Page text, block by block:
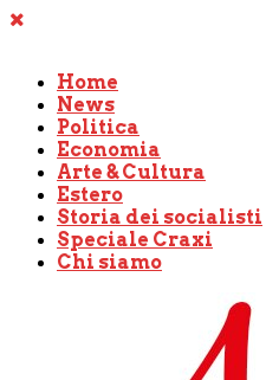
Home
News
Politica
Economia
Arte & Cultura
Estero
Storia dei socialisti
Speciale Craxi
Chi siamo